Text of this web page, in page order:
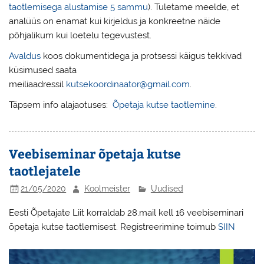
taotlemisega alustamise 5 sammu). Tuletame meelde, et
analüüs on enamat kui kirjeldus ja konkreetne näide
põhjalikum kui loetelu tegevustest.
Avaldus koos dokumentidega ja protsessi käigus tekkivad
küsimused saata
meiliaadressil kutsekoordinaator@gmail.com.
Täpsem info alajaotuses:Õpetaja kutse taotlemine.
Veebiseminar õpetaja kutse
taotlejatele
21/05/2020 Koolmeister Uudised
Eesti Õpetajate Liit korraldab 28.mail kell 16 veebiseminari
õpetaja kutse taotlemisest. Registreerimine toimubSIIN